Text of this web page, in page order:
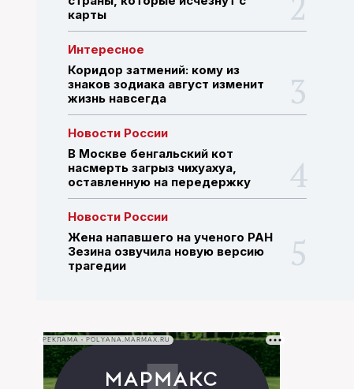
ПОИСК ПО САЙТУ
карты
Интересное
Коридор затмений: кому из
знаков зодиака август изменит
жизнь навсегда
Новости России
В Москве бенгальский кот
насмерть загрыз чихуахуа,
оставленную на передержку
Новости России
Жена напавшего на ученого РАН
Зезина озвучила новую версию
трагедии
РЕКЛАМА • POLYANA.MARMAX.RU